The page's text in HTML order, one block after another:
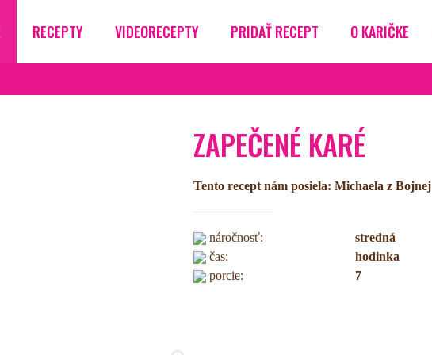
RECEPTY VIDEORECEPTY PRIDAŤ RECEPT O KARIČKE
ZAPEČENÉ KARÉ
Tento recept nám posiela: Michaela z Bojnej
náročnosť:
stredná
čas:
hodinka
porcie:
7